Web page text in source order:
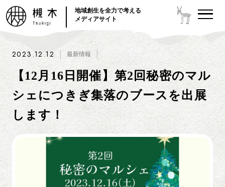
地域創生を全力で考える
メディアサイト
2023.12.12 最新情報
【12月16日開催】第2回秘密のマル
シェにつきぎ集落のブースを出展
します！